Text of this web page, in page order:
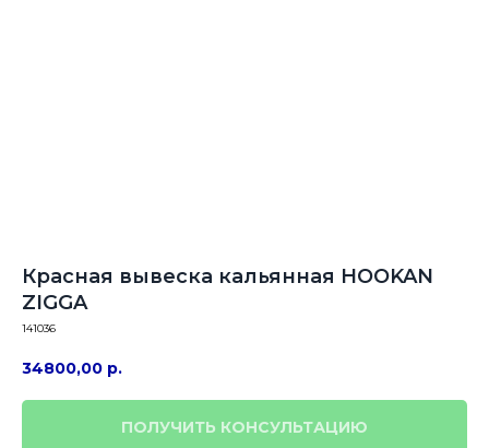
Красная вывеска кальянная HOOKAN
ZIGGA
141036
34800,00 р.
ПОЛУЧИТЬ КОНСУЛЬТАЦИЮ